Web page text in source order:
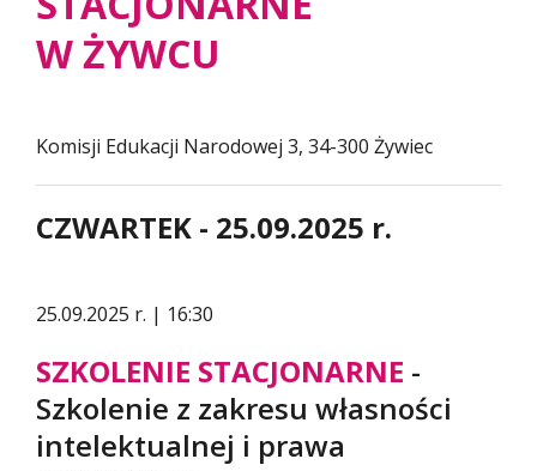
W ŻYWCU
Komisji Edukacji Narodowej 3, 34-300 Żywiec
CZWARTEK - 25.09.2025 r.
25.09.2025 r. | 16:30
SZKOLENIE STACJONARNE -
Szkolenie z zakresu własności
intelektualnej i prawa